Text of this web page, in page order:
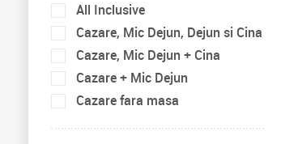
All Inclusive
Cazare, Mic Dejun, Dejun si Cina
Cazare, Mic Dejun + Cina
Cazare + Mic Dejun
Cazare fara masa